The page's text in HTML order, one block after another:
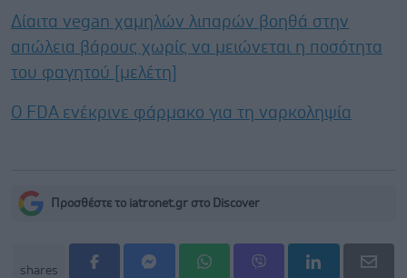
Δίαιτα vegan χαμηλών λιπαρών βοηθά στην
απώλεια βάρους χωρίς να μειώνεται η ποσότητα
του φαγητού [μελέτη]
Ο FDA ενέκρινε φάρμακο για τη ναρκοληψία
Προσθέστε το iatronet.gr στο Discover
shares